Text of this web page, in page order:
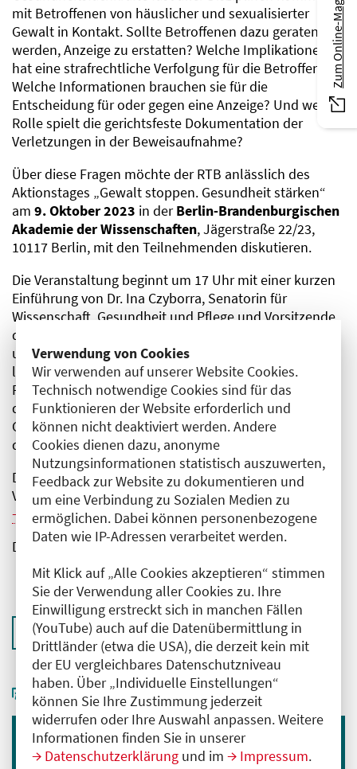
Verwendung von Cookies
Wir verwenden auf unserer Website Cookies.
Technisch notwendige Cookies sind für das
Funktionieren der Website erforderlich und
können nicht deaktiviert werden. Andere
Cookies dienen dazu, anonyme
Nutzungsinformationen statistisch auszuwerten,
Feedback zur Website zu dokumentieren und
um eine Verbindung zu Sozialen Medien zu
ermöglichen. Dabei können personenbezogene
Daten wie IP-Adressen verarbeitet werden.
Mit Klick auf „Alle Cookies akzeptieren“ stimmen
Sie der Verwendung aller Cookies zu. Ihre
Einwilligung erstreckt sich in manchen Fällen
(YouTube) auch auf die Datenübermittlung in
Drittländer (etwa die USA), die derzeit kein mit
der EU vergleichbares Datenschutzniveau
haben. Über „Individuelle Einstellungen“
können Sie Ihre Zustimmung jederzeit
widerrufen oder Ihre Auswahl anpassen. Weitere
Informationen finden Sie in unserer
Datenschutzerklärung und im Impressum.
mit Betroffenen von häuslicher und sexualisierter
Gewalt in Kontakt. Sollte Betroffenen dazu geraten
werden, Anzeige zu erstatten? Welche Implikationen
hat eine strafrechtliche Verfolgung für die Betroffenen?
Welche Informationen brauchen sie für die
Entscheidung für oder gegen eine Anzeige? Und welche
Rolle spielt die gerichtsfeste Dokumentation der
Verletzungen in der Beweisaufnahme?
Über diese Fragen möchte der RTB anlässlich des
Aktionstages „Gewalt stoppen. Gesundheit stärken“
am 9. Oktober 2023 in derBerlin-Brandenburgischen
Akademie der Wissenschaften, Jägerstraße 22/23,
10117 Berlin, mit den Teilnehmenden diskutieren.
Die Veranstaltung beginnt um 17 Uhr mit einer kurzen
Einführung von Dr. Ina Czyborra, Senatorin für
Wissenschaft, Gesundheit und Pflege und Vorsitzende
des RTB. Im Anschluss berichtet die Rechtsanwältin
und Buchautorin Christina Clemm aus ihrer
langjährigen Erfahrung über die Situation betroffener
Frauen in Gerichtsverfahren und über Möglichkeiten
der Unterstützung im Rahmen der
Gesundheitsversorgung. Mit einem Get-together klingt
die Veranstaltung aus.
Die Geschäftsstelle des RTB bittet um Anmeldung zur
Veranstaltung bis zum 5. Oktober 2023 per E-Mail an
rundertisch@signal-intervention.de.
Download:
Flyer zur Fachveranstaltung
Zurück zur Übersicht
Immer informiert bleiben
Zum Online-Magazin